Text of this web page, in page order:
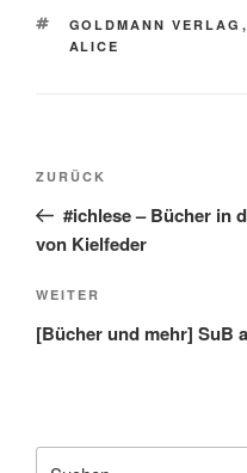
SCHLAGWÖRTER
GOLDMANN VERLAG ,
ALICE
Beitragsnavigation
Vorheriger
Beitrag
ZURÜCK
#ichlese – Bücher in
von Kielfeder
Nächster
Beitrag
WEITER
[Bücher und mehr] SuB